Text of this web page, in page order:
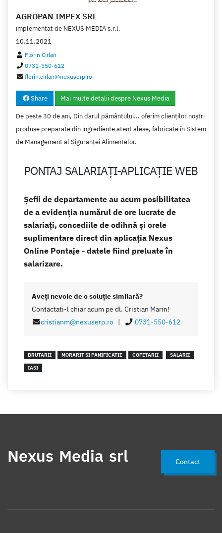
AGROPAN IMPEX SRL
implementat de NEXUS MEDIA s.r.l.
10.11.2021
Florin Cirlan
0731-550-612
florin.cirlan@nexuserp.ro
Share Mai multe detalii despre Nexus Media
De peste 30 de ani, Din darul pământului... oferim clienţilor noştri
produse preparate din ingrediente atent alese, fabricate în Sistem
de Management al Siguranţei Alimentelor.
PONTAJ SALARIAȚI-APLICAȚIE WEB
Șefii de departamente au acum posibilitatea
de a evidenția numărul de ore lucrate de
salariați, concediile de odihnă și orele
suplimentare direct din aplicația Nexus
Online Pontaje - datele fiind preluate în
salarizare.
Aveţi nevoie de o soluţie similară?
Contactati-l chiar acum pe dl. Cristian Marin!
cristianm@nexuserp.ro| 0731-550-612
BRUTARII MORARIT SI PANIFICATIE COFETARII
SALARII
IASI
Nexus Media srl Contact